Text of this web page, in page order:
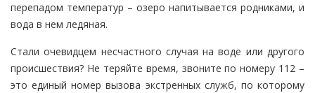
перепадом температур – озеро напитывается родниками, и
вода в нем ледяная.
Стали очевидцем несчастного случая на воде или другого
происшествия? Не теряйте время, звоните по номеру 112 –
это единый номер вызова экстренных служб, по которому